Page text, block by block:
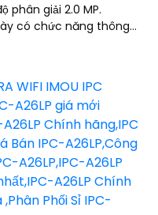
phân giải 2.0 MP.
có chức năng thông